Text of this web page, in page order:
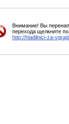
Внимание! Вы
перехода щелкните
http://hladilnici-za-